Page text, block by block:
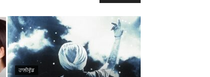
ਹਾਲੀਵੁੱਡ